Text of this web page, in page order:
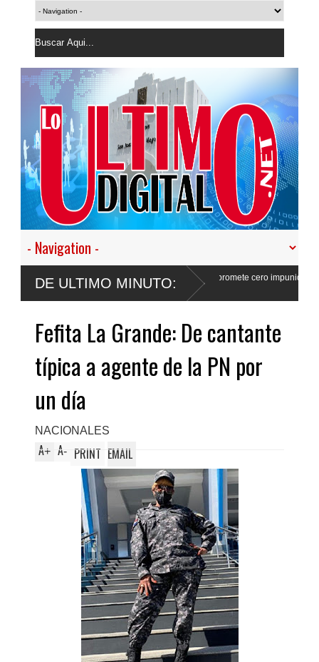
DE ULTIMO MINUTO:
empeño de transformar la Policía”, y promete cero impunidad ante
Fefita La Grande: De cantante
típica a agente de la PN por
un día
NACIONALES
A+ A- PRINT EMAIL